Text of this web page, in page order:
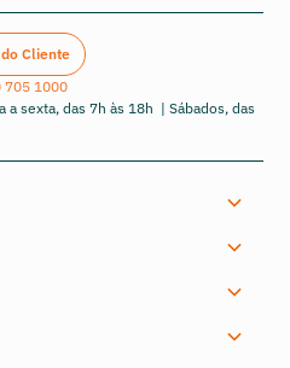
Cliente
705 1000
a sexta, das 7h às 18h | Sábados, das